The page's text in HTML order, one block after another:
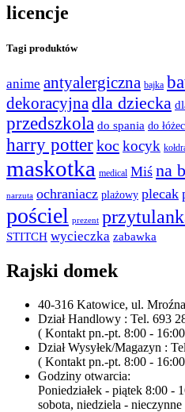
licencje
Tagi produktów
anime antyalergiczna bajka
dekoracyjna dla dziecka
przedszkola do spania do
harry potterkoc kocyk
maskotka medical Miś na
narzuta ochraniacz plażowy plecak
pościel prezent
STITCH wycieczka zabawka
Rajski domek
40-316 Katowice, ul.
Dział Handlowy : Tel. 693
( Kontakt pn.-pt. 8:00 -
Dział Wysyłek/Magazyn :
( Kontakt pn.-pt. 8:00 -
Godziny otwarcia:
Poniedziałek - piątek 8:00 -
sobota, niedziela - nieczynne